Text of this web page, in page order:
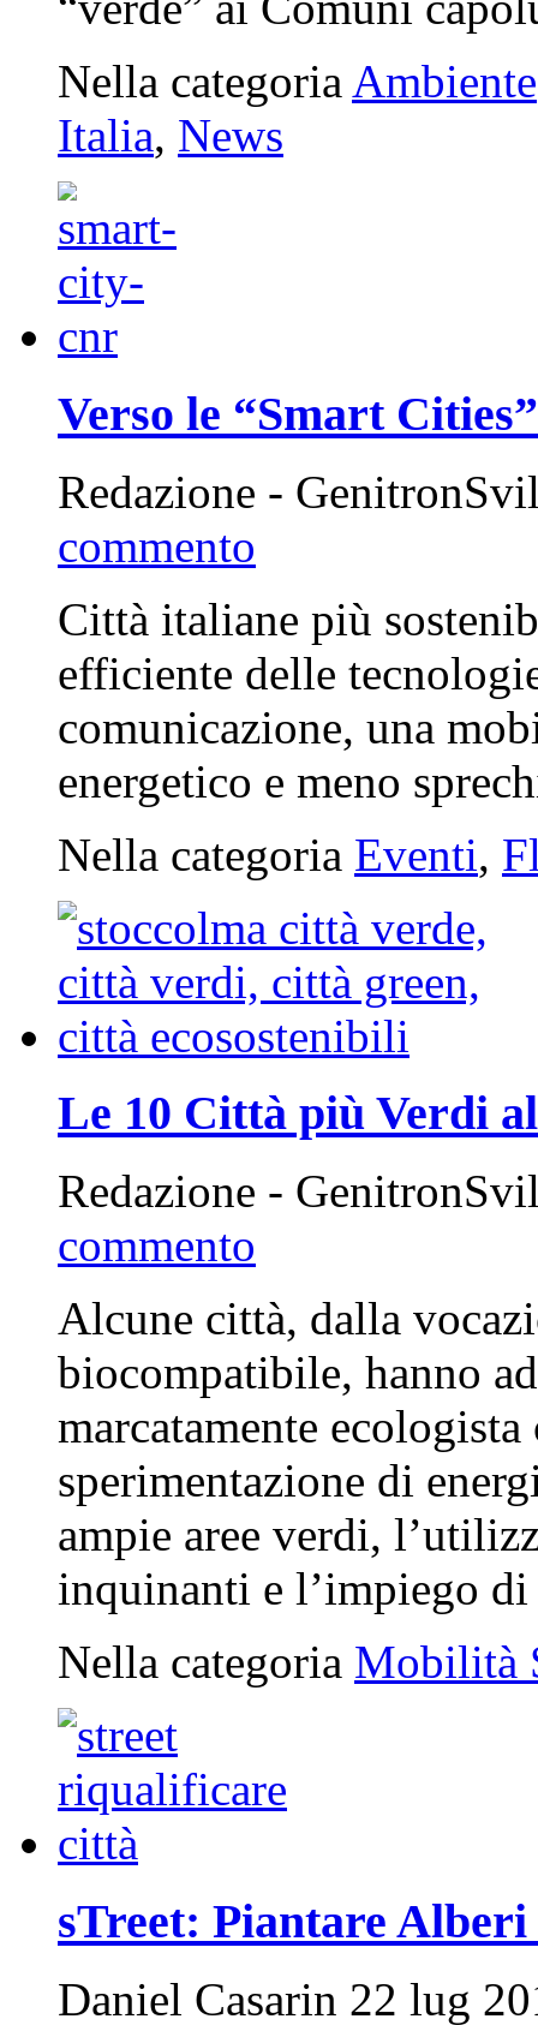
Nella categoria Ambiente
Italia, News
Verso le “Smart
Redazione -
commento
Città italiane più
efficiente delle
comunicazione, una
energetico e meno
Nella categoria Eventi,
Le 10 Città più Verdi
Redazione -
commento
Alcune città, dalla
biocompatibile, hanno
marcatamente
sperimentazione di
ampie aree verdi,
inquinanti e l’impiego
Nella categoria Mobilità
sTreet: Piantare
Daniel Casarin 22 lug